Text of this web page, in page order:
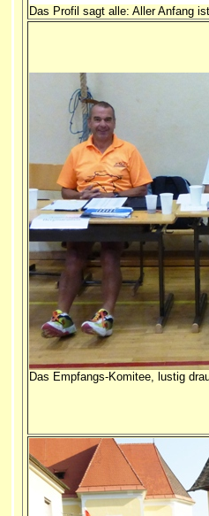
Das Profil sagt alle: Aller Anfang
Das Empfangs-Komitee, lustig